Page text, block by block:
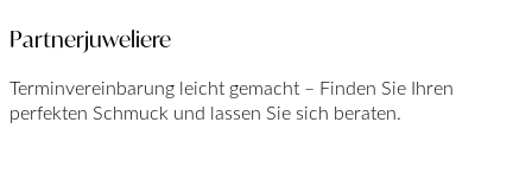
Partnerjuweliere
Terminvereinbarung leicht gemacht – Finden Sie Ihren
perfekten Schmuck und lassen Sie sich beraten.